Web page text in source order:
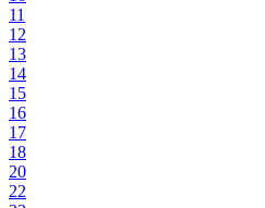
11
12
13
14
15
16
17
18
20
22